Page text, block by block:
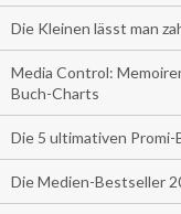
Die Kleinen lässt man
Media Control:
Buch-Charts
Die 5 ultimativen
Die Medien-Bestseller